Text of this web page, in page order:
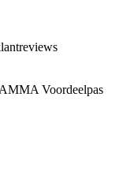
Voordeelpas